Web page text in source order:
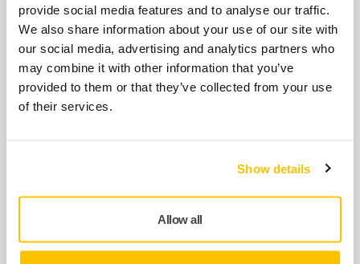
provide social media features and to analyse our traffic.
We also share information about your use of our site with
our social media, advertising and analytics partners who
may combine it with other information that you’ve
provided to them or that they’ve collected from your use
of their services.
Show details
Allow all
La Mascherine FFP2 Mirka® in nanofibra è
una mascherina FFP2 certificata che
protegge l'utilizzatore dalle…
La Tuta Intera per Verniciatura Mirka®